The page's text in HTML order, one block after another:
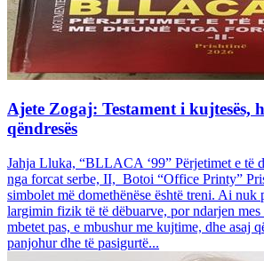
Ajete Zogaj: Testament i kujtesës,
qëndresës
Jahja Lluka, “BLLACA ‘99” Përjetimet e të
nga forcat serbe, II, Botoi “Office Printy”
simbolet më domethënëse është treni. Ai nuk
largimin fizik të të dëbuarve, por ndarjen mes
mbetet pas, e mbushur me kujtime, dhe asaj
panjohur dhe të pasigurtë...